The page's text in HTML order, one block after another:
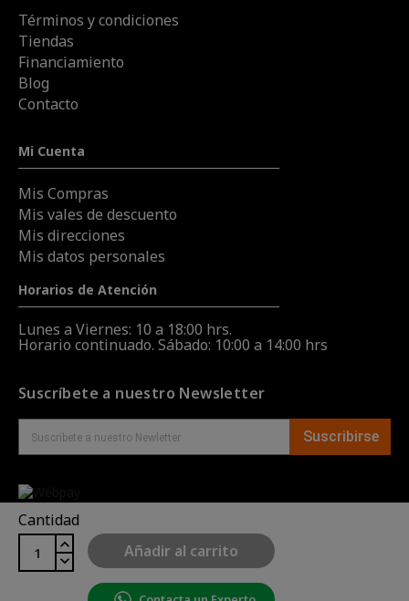
Cantidad
Añadir al carrito
Términos y condiciones
Tiendas
Financiamiento
Blog
Contacto
Mi Cuenta
Mis Compras
Mis vales de descuento
Mis direcciones
Mis datos personales
Horarios de Atención
Lunes a Viernes: 10 a 18:00 hrs.
Horario continuado. Sábado: 10:00 a 14:00 hrs
Suscríbete a nuestro Newsletter
Suscribirse